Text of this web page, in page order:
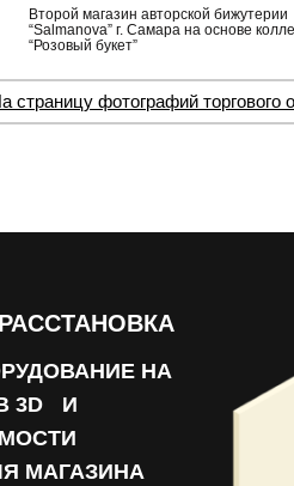
Второй магазин авторской бижутерии
“Salmanova” г. Самара на основе
“Розовый букет”
страницу фотографий
НА
3D И
МАГАЗИНА